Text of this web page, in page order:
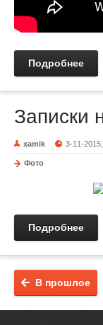
Подробнее
Записки
xamik 3-11-
Фото
Подробнее
В прошлое